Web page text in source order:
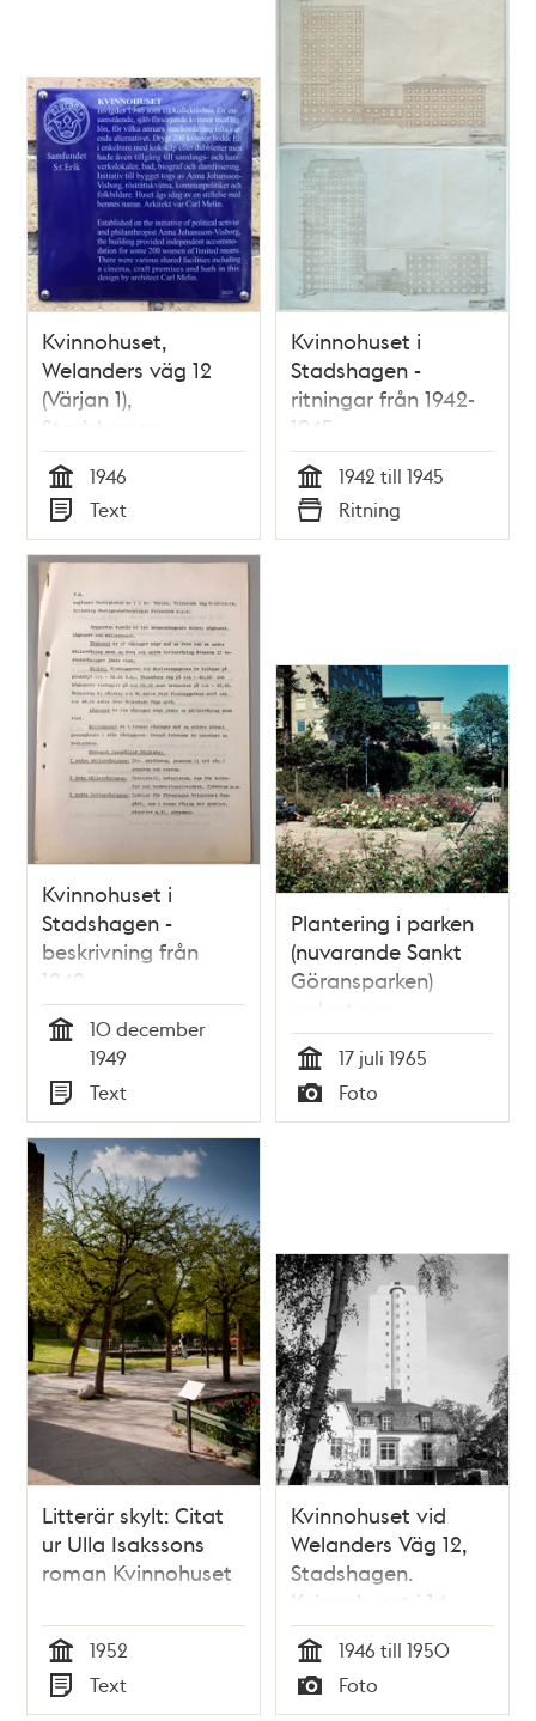
Kvinnohuset,
Welanders väg 12
(Värjan 1),
Stadshagen
Tid
1946
Typ
Text
Kvinnohuset i
Stadshagen -
ritningar från 1942-
1945
Tid
1942 till 1945
Typ
Ritning
Kvinnohuset i
Stadshagen -
beskrivning från
1949
10 december
1949
Typ
Text
Plantering i parken
(nuvarande Sankt
Göransparken)
sydost om
Kvinnohuset, östra
Stadshagen
Tid
17 juli 1965
Typ
Foto
Litterär skylt: Citat
ur Ulla Isakssons
roman Kvinnohuset
Tid
1952
Typ
Text
Kvinnohuset vid
Welanders Väg 12,
Stadshagen.
Kvinnohuset i 14
våningar byggdes
1946.
Tid
1946 till 1950
Typ
Foto